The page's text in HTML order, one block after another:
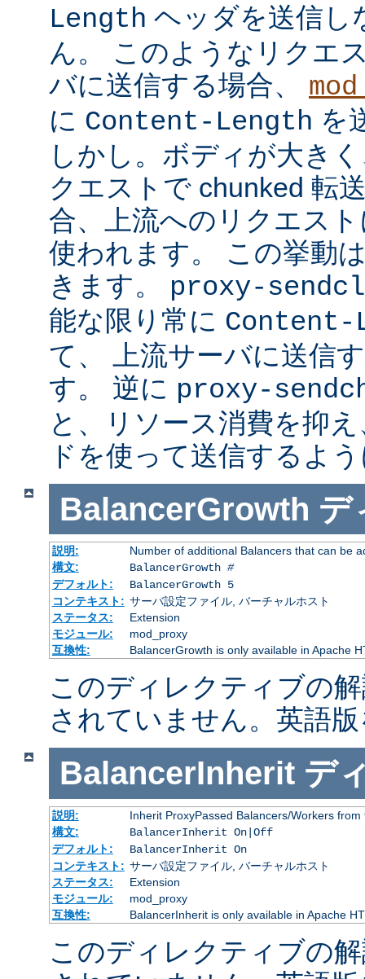
Length ヘッダを送信し
ん。 このようなリクエ
バに送信する場合、
に Content-Length を
しかし。ボディが大き
クエストで chunked 転
合、上流へのリクエス
使われます。 この挙動
きます。 proxy-sendcl
能な限り常に Content-
て、 上流サーバに送信
す。 逆に proxy-
と、リソース消費を抑
ドを使って送信するよ
BalancerGrowth デ
説明:
Number of additional Balancers that can be
構文:
BalancerGrowth #
デフォルト:
BalancerGrowth 5
コンテキスト: サーバ設定ファイル, バーチャルホスト
ステータス:
Extension
モジュール:
mod_proxy
互換性:
BalancerGrowth is only available in Apache
このディレクティブの
されていません。英語
BalancerInherit デ
説明:
Inherit ProxyPassed Balancers/Workers
構文:
BalancerInherit On|Off
デフォルト:
BalancerInherit On
コンテキスト: サーバ設定ファイル, バーチャルホスト
ステータス:
Extension
モジュール:
mod_proxy
互換性:
BalancerInherit is only available in Apache
このディレクティブの